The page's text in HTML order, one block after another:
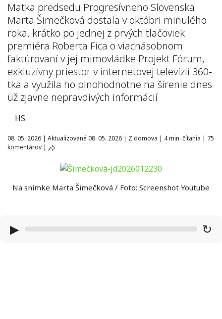
Matka predsedu Progresívneho Slovenska
Marta Šimečková dostala v októbri minulého
roka, krátko po jednej z prvých tlačoviek
premiéra Roberta Fica o viacnásobnom
faktúrovaní v jej mimovládke Projekt Fórum,
exkluzívny priestor v internetovej televízii 360-
tka a využila ho plnohodnotne na šírenie dnes
už zjavne nepravdivých informácií
HS
08. 05. 2026 | Aktualizované 08. 05. 2026 | Z domova | 4 min. čítania | 75
komentárov |
Na snímke Marta Šimečková / Foto: Screenshot Youtube
▶ ↻